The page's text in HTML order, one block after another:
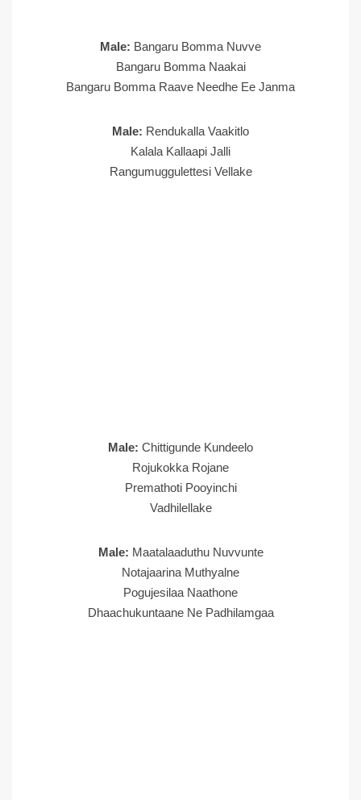
Male: Bangaru Bomma Nuvve
Bangaru Bomma Naakai
Bangaru Bomma Raave Needhe Ee Janma
Male: Rendukalla Vaakitlo
Kalala Kallaapi Jalli
Rangumuggulettesi Vellake
Male: Chittigunde Kundeelo
Rojukokka Rojane
Premathoti Pooyinchi
Vadhilellake
Male: Maatalaaduthu Nuvvunte
Notajaarina Muthyalne
Pogujesilaa Naathone
Dhaachukuntaane Ne Padhilamgaa